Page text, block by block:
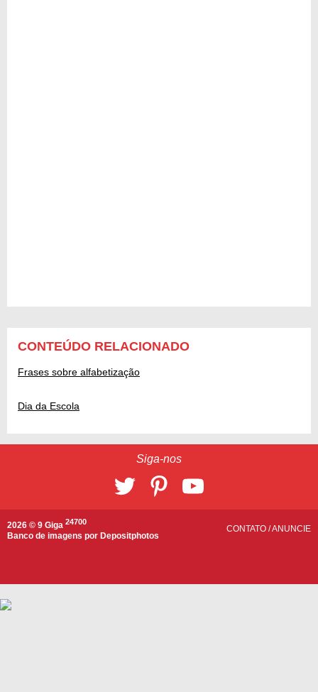
CONTEÚDO RELACIONADO
Frases sobre alfabetização
Dia da Escola
Siga-nos
2026 © 9 Giga 24700
Banco de imagens por Depositphotos
CONTATO /ANUNCIE